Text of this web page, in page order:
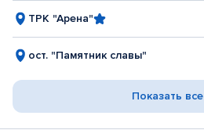
ТРК "Арена"
ост. "Памятник славы"
Показать